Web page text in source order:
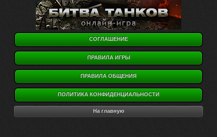
СОГЛАШЕНИЕ
ПРАВИЛА ИГРЫ
ПРАВИЛА ОБЩЕНИЯ
ПОЛИТИКА КОНФИДЕНЦИАЛЬНОСТИ
На главную